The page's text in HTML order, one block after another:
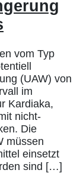
vom Typ
(UAW) von
im
Kardiaka,
nicht-
Die
müssen
einsetzt
sind […]